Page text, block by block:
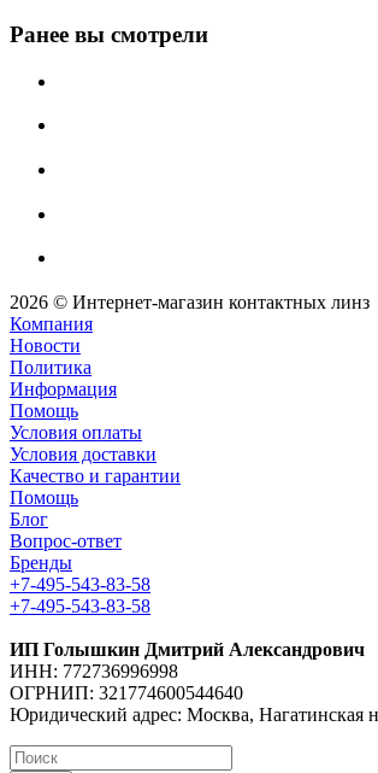
Ранее вы смотрели
2026 © Интернет-магазин контактных линз
Компания
Новости
Политика
Информация
Помощь
Условия оплаты
Условия доставки
Качество и гарантии
Помощь
Блог
Вопрос-ответ
Бренды
+7-495-543-83-58
+7-495-543-83-58
ИП Голышкин Дмитрий Александрович
ИНН: 772736996998
ОГРНИП: 321774600544640
Юридический адрес: Москва, Нагатинская